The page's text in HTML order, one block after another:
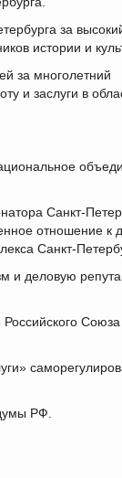
за
истории и
за многолетний
и заслуги в
Санкт-
отношение к
Санкт-
и деловую
Союза
РФ.